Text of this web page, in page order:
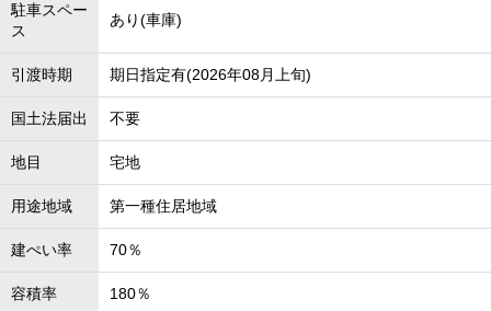
駐車スペー
ス
あり(車庫)
引渡時期 期日指定有(2026年08月上旬)
国土法届出 不要
地目 宅地
用途地域 第一種住居地域
建ぺい率 70％
容積率 180％